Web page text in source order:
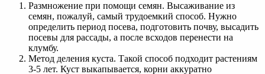
Размножение при помощи семян. Высаживание из
семян, пожалуй, самый трудоемкий способ. Нужно
определить период посева, подготовить почву, высадить
посевы для рассады, а после всходов перенести на
клумбу.
Метод деления куста. Такой способ подходит растениям
3-5 лет. Куст выкапывается, корни аккуратно